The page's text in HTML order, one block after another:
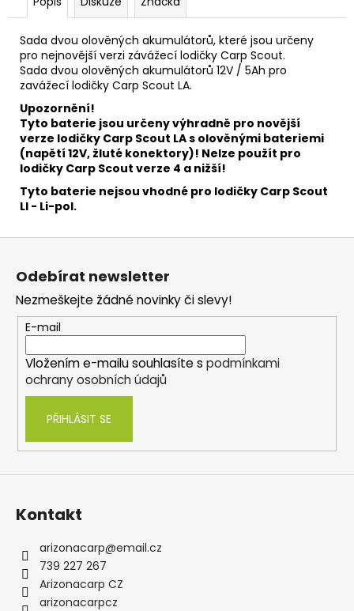
Sada dvou olověných akumulátorů, které jsou určeny
pro nejnovější verzi závážecí lodičky Carp Scout.
Sada dvou olověných akumulátorů 12V / 5Ah pro
zavážecí lodičky Carp Scout LA.
Upozornění!
Tyto baterie jsou určeny výhradně pro novější
verze lodičky Carp Scout LA s olověnými bateriemi
(napětí 12V, žluté konektory)! Nelze použít pro
lodičky Carp Scout verze 4 a nižší!
Tyto baterie nejsou vhodné pro lodičky Carp Scout
LI - Li-pol.
BOILIES
FLUO
30G
81
Kč
Z
Odebírat newsletter
Nezmeškejte žádné novinky či slevy!
E-mail
Vložením e-mailu souhlasíte s podmínkami
ochrany osobních údajů
PŘIHLÁSIT SE
Kontakt
arizonacarp@email.cz
739 227 267
Arizonacarp CZ
arizonacarpcz